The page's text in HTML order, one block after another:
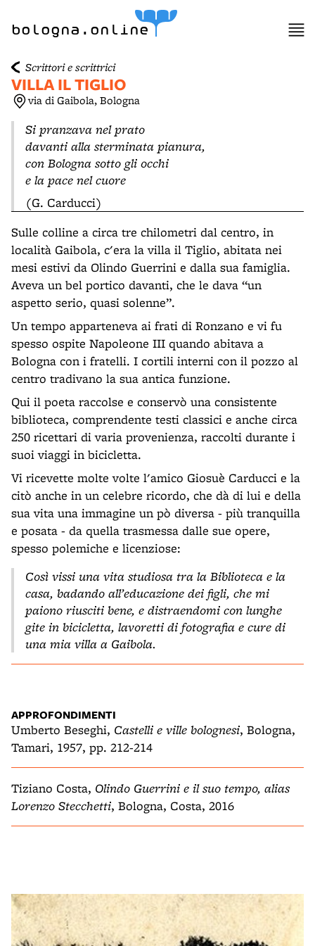
bologna.online
Scrittori e scrittrici
VILLA IL TIGLIO
via di Gaibola, Bologna
Si pranzava nel prato
davanti alla sterminata pianura,
con Bologna sotto gli occhi
e la pace nel cuore
(G. Carducci)
Sulle colline a circa tre chilometri dal centro, in
località Gaibola, c'era la villa il Tiglio, abitata nei
mesi estivi da Olindo Guerrini e dalla sua famiglia.
Aveva un bel portico davanti, che le dava “un
aspetto serio, quasi solenne”.
Un tempo apparteneva ai frati di Ronzano e vi fu
spesso ospite Napoleone III quando abitava a
Bologna con i fratelli. I cortili interni con il pozzo al
centro tradivano la sua antica funzione.
Qui il poeta raccolse e conservò una consistente
biblioteca, comprendente testi classici e anche circa
250 ricettari di varia provenienza, raccolti durante i
suoi viaggi in bicicletta.
Vi ricevette molte volte l'amico Giosuè Carducci e la
citò anche in un celebre ricordo, che dà di lui e della
sua vita una immagine un pò diversa - più tranquilla
e posata - da quella trasmessa dalle sue opere,
spesso polemiche e licenziose:
Così vissi una vita studiosa tra la Biblioteca e la
casa, badando all’educazione dei figli, che mi
paiono riusciti bene, e distraendomi con lunghe
gite in bicicletta, lavoretti di fotografia e cure di
una mia villa a Gaibola.
APPROFONDIMENTI
Umberto Beseghi, Castelli e ville bolognesi, Bologna,
Tamari, 1957, pp. 212-214
Tiziano Costa, Olindo Guerrini e il suo tempo, alias
Lorenzo Stecchetti, Bologna, Costa, 2016